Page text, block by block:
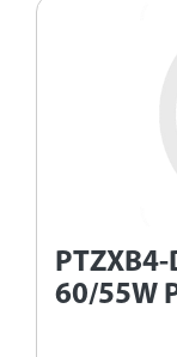
PTZXB4-
60/55W